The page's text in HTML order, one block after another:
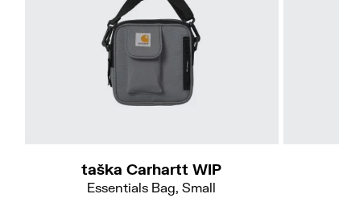
taška Carhartt WIP
Essentials Bag, Small